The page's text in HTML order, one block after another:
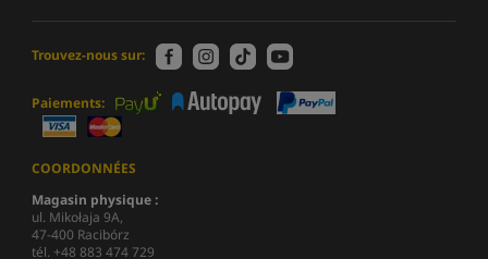
Trouvez-nous sur:
Paiements:
COORDONNÉES
Magasin physique :
ul. Mikołaja 9A,
47-400 Racibórz
tél. +48 883 474 729